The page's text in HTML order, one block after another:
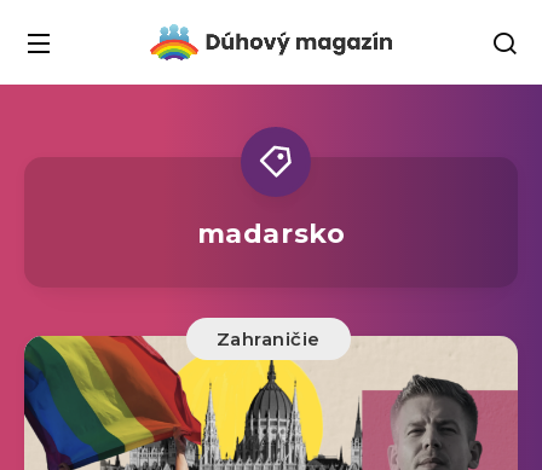
madarsko
Zahraničie